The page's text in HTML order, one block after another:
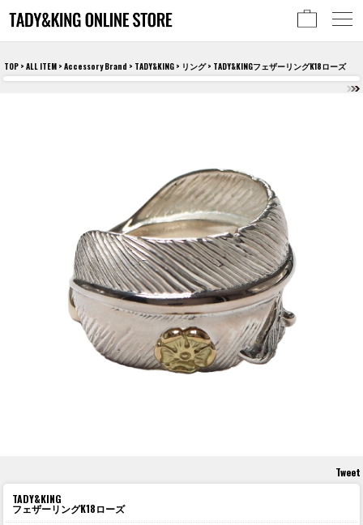
TOP > ALL ITEM > Accessory Brand > TADY&KING > リング> TADY&KINGフェザーリングK18ローズ
Tweet
TADY&KING
フェザーリングK18ローズ